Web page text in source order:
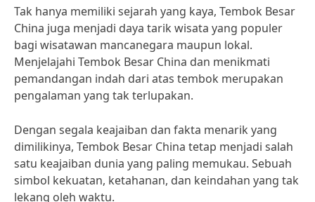
Tak hanya memiliki sejarah yang kaya, Tembok Besar
China juga menjadi daya tarik wisata yang populer
bagi wisatawan mancanegara maupun lokal.
Menjelajahi Tembok Besar China dan menikmati
pemandangan indah dari atas tembok merupakan
pengalaman yang tak terlupakan.
Dengan segala keajaiban dan fakta menarik yang
dimilikinya, Tembok Besar China tetap menjadi salah
satu keajaiban dunia yang paling memukau. Sebuah
simbol kekuatan, ketahanan, dan keindahan yang tak
lekang oleh waktu.